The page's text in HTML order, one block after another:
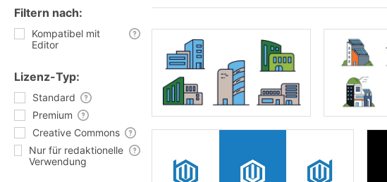
Filtern nach:
Kompatibel mit
Editor
Lizenz-Typ:
Standard
Premium
Creative Commons
Nur für redaktionelle
Verwendung